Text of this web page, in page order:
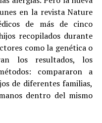
en la revista Nature
de más de cinco
recopilados durante
como la genética o
los resultados, los
compararon a
de diferentes familias,
dentro del mismo